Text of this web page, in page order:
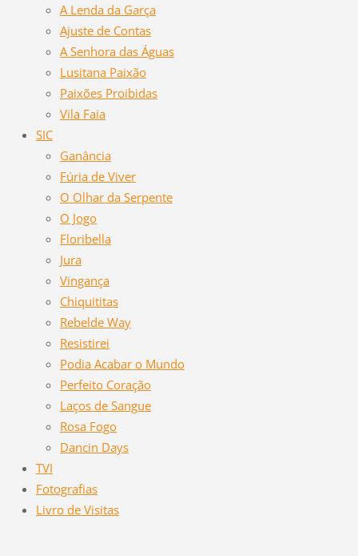
A Lenda da Garça
Ajuste de Contas
A Senhora das Águas
Lusitana Paixão
Paixões Proibidas
Vila Faia
SIC
Ganância
Fúria de Viver
O Olhar da Serpente
O Jogo
Floribella
Jura
Vingança
Chiquititas
Rebelde Way
Resistirei
Podia Acabar o Mundo
Perfeito Coração
Laços de Sangue
Rosa Fogo
Dancin Days
TVI
Fotografias
Livro de Visitas